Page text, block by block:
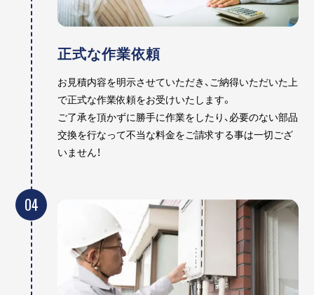
正式な作業依頼
お見積内容を明示させていただき、ご納得いただいた上
で正式な作業依頼をお受けいたします。
ご了承を頂かずに勝手に作業をしたり、必要のない部品
交換を行なって不当な料金をご請求する事は一切ござ
いません！
04